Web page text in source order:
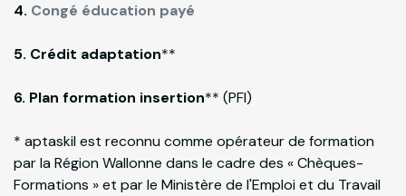
4. Congé éducation payé
5. Crédit adaptation**
6. Plan formation insertion** (PFI)
* aptaskil est reconnu comme opérateur de formation
par la Région Wallonne dans le cadre des « Chèques-
Formations » et par le Ministère de l'Emploi et du Travail